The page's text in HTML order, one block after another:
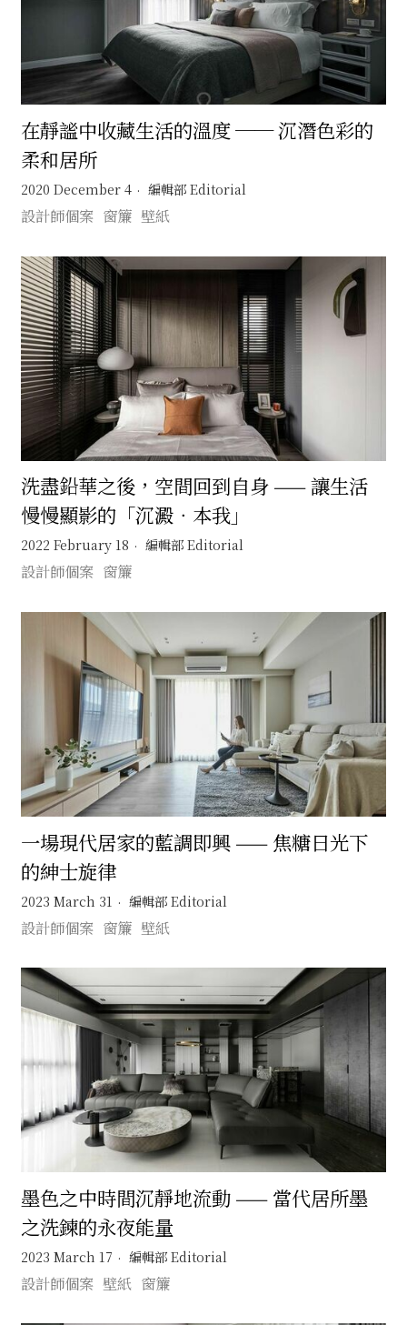
在靜謐中收藏生活的溫度 ── 沉潛色彩的
柔和居所
2020 December 4 編輯部 Editorial
設計師個案 窗簾 壁紙
洗盡鉛華之後，空間回到自身 —— 讓生活
慢慢顯影的「沉澱．本我」
2022 February 18 編輯部 Editorial
設計師個案 窗簾
一場現代居家的藍調即興 —— 焦糖日光下
的紳士旋律
2023 March 31 編輯部 Editorial
設計師個案 窗簾 壁紙
墨色之中時間沉靜地流動 —— 當代居所墨
之洗鍊的永夜能量
2023 March 17 編輯部 Editorial
設計師個案 壁紙 窗簾